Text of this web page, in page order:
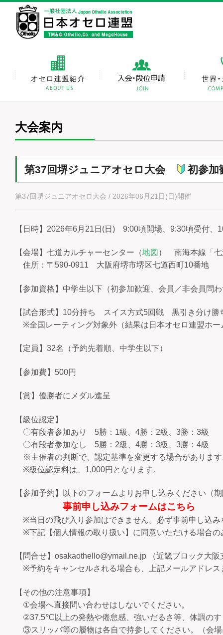
大会案内
第37回堺ジュニアオセロ大会 初参加
第37回堺ジュニアオセロ大会 / 2026年06月21日(日)開催
【日時】2026年6月21日(日) 9:00頃開場、9:30頃受付、
【会場】七道カルチャーセンター（地図 ） 南海本線「七
住所：〒590-0911 大阪府堺市堺区七道西町10番地
【参加資格】中学生以下（初参加歓迎、会員／非会員問
【試合形式】10分持ち スイス方式5回戦 黒引き分け勝
※全国レーティング対象外（結果は日本オセロ連盟ホー
【定員】32名（予約先着順、中学生以下）
【参加費】500円
【賞】優勝者にメダル進呈
【級位認定】
〇有段者参加あり 5勝：1級、4勝：2級、3勝：3級
〇有段者参加なし 5勝：2級、4勝：3級、3勝：4級
※主催者の判断で、認定基準を変更する場合がありま
※級位認定料は、1,000円となります。
【参加予約】以下のフォームよりお申し込みください（
事前申し込みフォームはこちら
※当日の飛び入り参加はできません。必ず事前申し込み
※下記【個人情報の取り扱い】に同意いただける場合の
【問合せ】osakaothello@ymail.ne.jp （近畿ブロック大阪
※予約をキャンセルされる場合も、上記メールアドレス
【その他の注意事項】
①会場へ直接問い合わせはしないでください。
②37.5℃以上の発熱や倦怠感、強いだるさ等、体調のす
③スリッパ等の履物は各自で持参してください。（会